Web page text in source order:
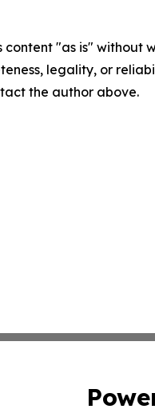
content "as is"
legality, or
the author above.